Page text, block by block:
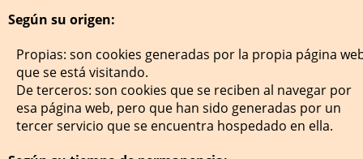
Según su origen:
Propias: son cookies generadas por la propia página
que se está visitando.
De terceros: son cookies que se reciben al navegar por
esa página web, pero que han sido generadas por un
tercer servicio que se encuentra hospedado en ella.